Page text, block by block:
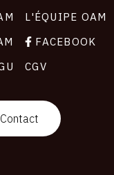
L'ÉQUIPE OAM
FACEBOOK
CGV
Contact